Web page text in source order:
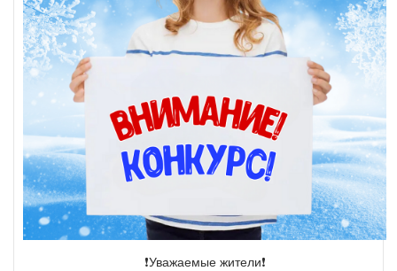
❗️Уважаемые жители❗️